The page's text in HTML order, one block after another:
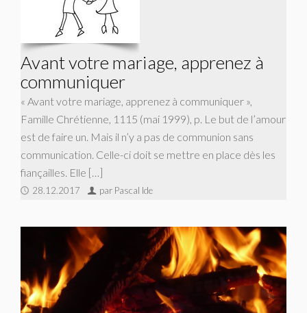
Avant votre mariage, apprenez à
communiquer
« Avant votre mariage, apprenez à communiquer »,
Famille Chrétienne, 1115 (mai 1999), p. Le but de l’amour
est de faire un. Mais il n’y a pas de communion sans
communication. Celle-ci doit se mettre en place dès les
fiançailles. Elle […]
28.12.2017 par Pascal Ide